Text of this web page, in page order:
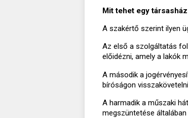
Mit tehet egy
A szakértő szerint ilyen
Az első a szolgáltatás
előidézni, amely a lakók
A második a
bíróságon
A harmadik a műszaki
megszüntetése